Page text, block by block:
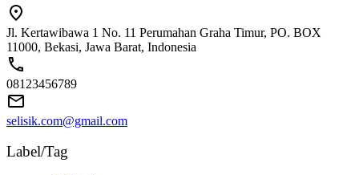
Jl. Kertawibawa 1 No. 11 Perumahan Graha Timur, PO. BOX
11000, Bekasi, Jawa Barat, Indonesia
08123456789
selisik.com@gmail.com
Label/Tag